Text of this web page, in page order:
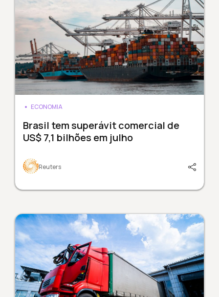
ECONOMIA
Brasil tem superávit comercial de
US$ 7,1 bilhões em julho
Reuters